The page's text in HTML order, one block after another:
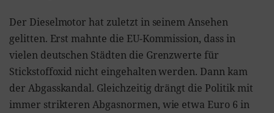
Der Dieselmotor hat zuletzt in seinem Ansehen
gelitten. Erst mahnte die EU-Kommission, dass in
vielen deutschen Städten die Grenzwerte für
Stickstoffoxid nicht eingehalten werden. Dann kam
der Abgasskandal. Gleichzeitig drängt die Politik mit
immer strikteren Abgasnormen, wie etwa Euro 6 in